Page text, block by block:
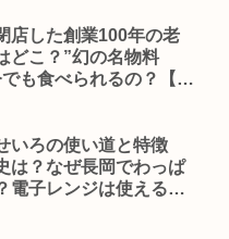
店した創業100年の老
どこ？”幻の名物料
も食べられるの？【ひ
いろの使い道と特徴
は？なぜ長岡でわっぱ
電子レンジは使える？